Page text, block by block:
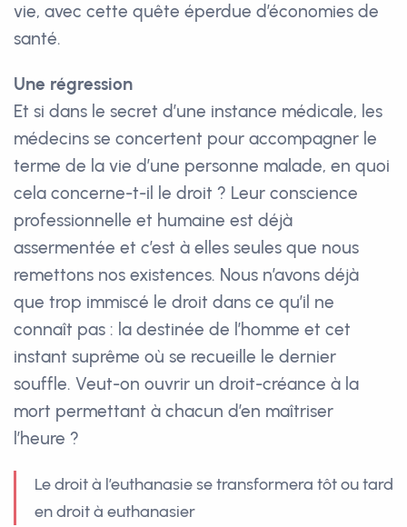
vie, avec cette quête éperdue d’économies de
santé.
Une régression
Et si dans le secret d’une instance médicale, les
médecins se concertent pour accompagner le
terme de la vie d’une personne malade, en quoi
cela concerne-t-il le droit ? Leur conscience
professionnelle et humaine est déjà
assermentée et c’est à elles seules que nous
remettons nos existences. Nous n’avons déjà
que trop immiscé le droit dans ce qu’il ne
connaît pas : la destinée de l’homme et cet
instant suprême où se recueille le dernier
souffle. Veut-on ouvrir un droit-créance à la
mort permettant à chacun d’en maîtriser
l’heure ?
Le droit à l’euthanasie se transformera tôt ou tard
en droit à euthanasier